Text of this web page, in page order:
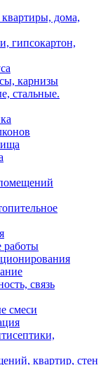
дома,
гипсокартон,
карнизы
стальные.
работы
связь
смеси
квартир, стен